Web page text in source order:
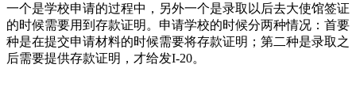
一个是学校申请的过程中，另外一个是录取以后去大使馆签证
的时候需要用到存款证明。申请学校的时候分两种情况：首要
种是在提交申请材料的时候需要将存款证明；第二种是录取之
后需要提供存款证明，才给发I-20。